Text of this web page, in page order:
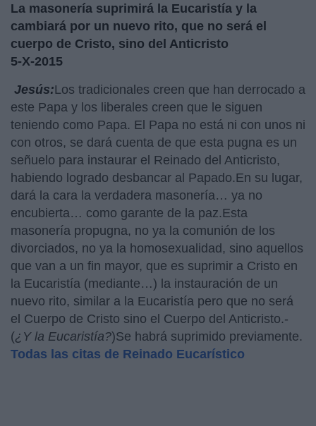
La masonería suprimirá la Eucaristía y la
cambiará por un nuevo rito, que no será el
cuerpo de Cristo, sino del Anticristo
5-X-2015
Jesús:Los tradicionales creen que han derrocado a
este Papa y los liberales creen que le siguen
teniendo como Papa. El Papa no está ni con unos ni
con otros, se dará cuenta de que esta pugna es un
señuelo para instaurar el Reinado del Anticristo,
habiendo logrado desbancar al Papado.En su lugar,
dará la cara la verdadera masonería… ya no
encubierta… como garante de la paz.Esta
masonería propugna, no ya la comunión de los
divorciados, no ya la homosexualidad, sino aquellos
que van a un fin mayor, que es suprimir a Cristo en
la Eucaristía (mediante…) la instauración de un
nuevo rito, similar a la Eucaristía pero que no será
el Cuerpo de Cristo sino el Cuerpo del Anticristo.-
(¿Y la Eucaristía?)Se habrá suprimido previamente.
Todas las citas de Reinado Eucarístico